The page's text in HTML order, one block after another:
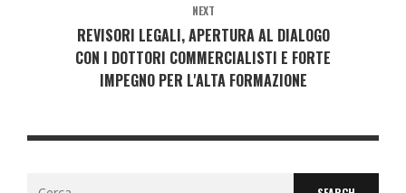
NEXT
REVISORI LEGALI, APERTURA AL DIALOGO
CON I DOTTORI COMMERCIALISTI E FORTE
IMPEGNO PER L'ALTA FORMAZIONE